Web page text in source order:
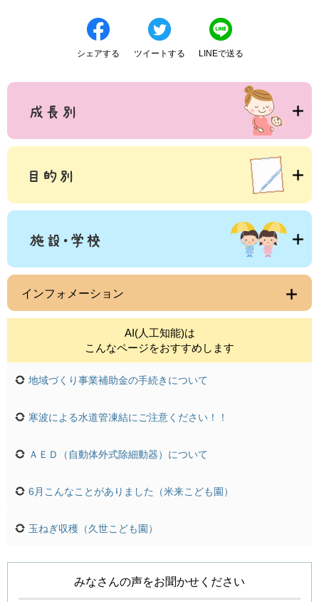
シェアする ツイートする LINEで送る
インフォメーション
AI(人工知能)は
こんなページをおすすめします
地域づくり事業補助金の手続きについて
寒波による水道管凍結にご注意ください！！
ＡＥＤ（自動体外式除細動器）について
6月こんなことがありました（米来こども園）
玉ねぎ収穫（久世こども園）
みなさんの声をお聞かせください